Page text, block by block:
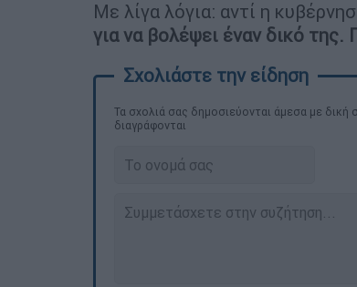
Με λίγα λόγια: αντί η
για να βολέψει έναν δικό
Τα σχολιά σας δημοσιεύονται άμεσα με δική
διαγράφονται